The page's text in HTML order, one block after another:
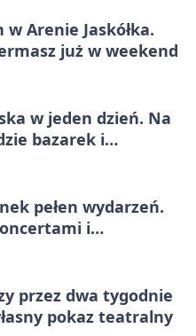
w Arenie Jaskółka.
już w weekend
w jeden dzień. Na
bazarek i
pełen wydarzeń.
i
przez dwa tygodnie
pokaz teatralny